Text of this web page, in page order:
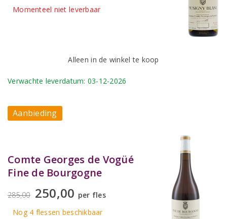
Momenteel niet leverbaar
Alleen in de winkel te koop
Verwachte leverdatum: 03-12-2026
Aanbieding
Comte Georges de Vogüé
Fine de Bourgogne
285,00 250,00 per fles
Nog 4 flessen beschikbaar